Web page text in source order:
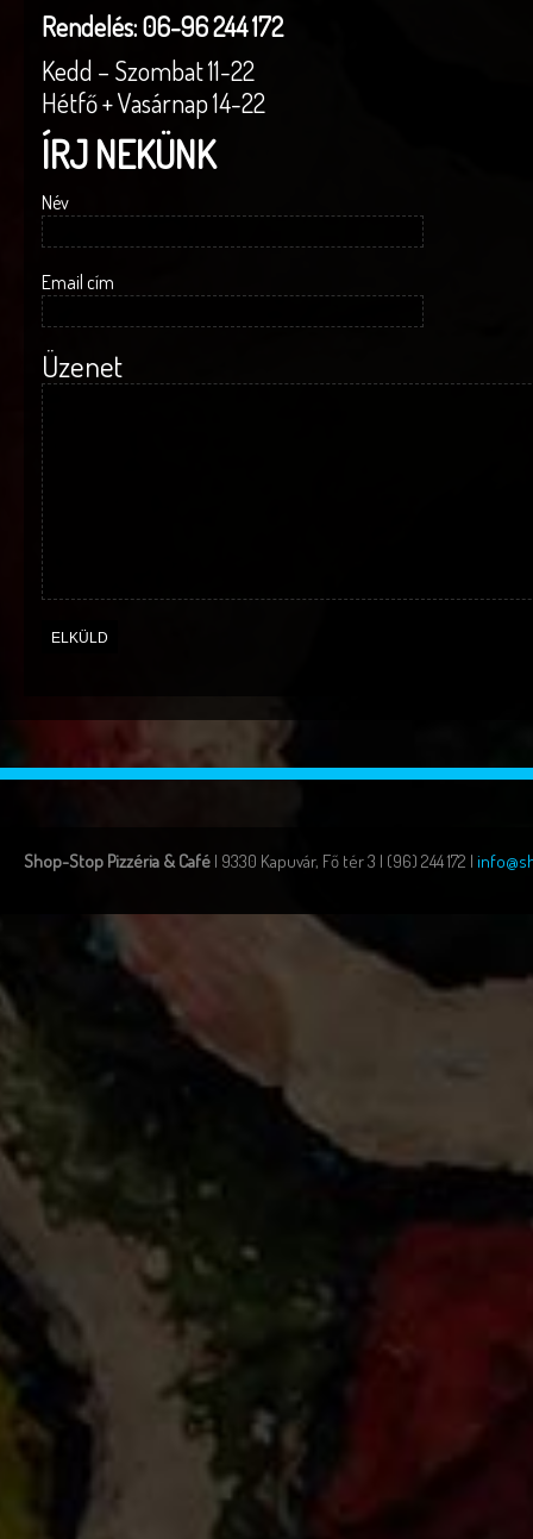
Rendelés: 06-96 244 172
Kedd – Szombat 11-22
Hétfő + Vasárnap 14-22
ÍRJ NEKÜNK
Név
Email cím
Üzenet
Shop-Stop Pizzéria & Café | 9330 Kapuvár, Fő tér 3 | (96) 244 172 |